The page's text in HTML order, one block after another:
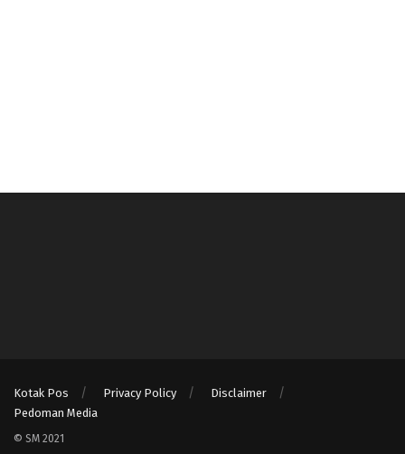
Kotak Pos Privacy Policy
Disclaimer
Pedoman Media
© SM 2021